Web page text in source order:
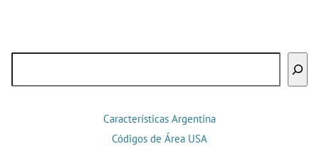
Características Argentina
Códigos de Área USA